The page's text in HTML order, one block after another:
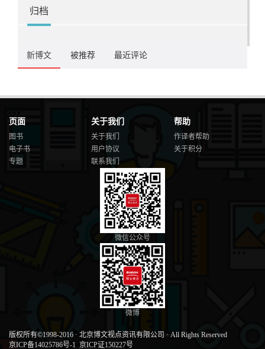
归档
新博文 被推荐 最近评论
页面
图书
电子书
专题
关于我们
关于我们
用户协议
联系我们
帮助
作译者帮助
关于积分
微信公众号
微博
版权所有©1998-2016 · 北京博文视点资讯有限公司 · All Rights Reserved
京ICP备14025786号-1 京ICP证150227号